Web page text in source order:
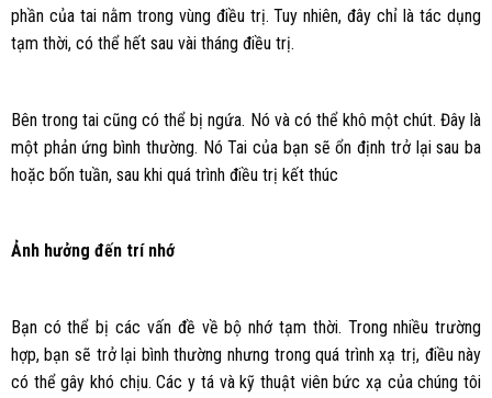
phần của tai nằm trong vùng điều trị. Tuy nhiên, đây chỉ là tác dụng
tạm thời, có thể hết sau vài tháng điều trị.
Bên trong tai cũng có thể bị ngứa. Nó và có thể khô một chút. Đây là
một phản ứng bình thường. Nó Tai của bạn sẽ ổn định trở lại sau ba
hoặc bốn tuần, sau khi quá trình điều trị kết thúc
Ảnh hưởng đến trí nhớ
Bạn có thể bị các vấn đề về bộ nhớ tạm thời. Trong nhiều trường
hợp, bạn sẽ trở lại bình thường nhưng trong quá trình xạ trị, điều này
có thể gây khó chịu. Các y tá và kỹ thuật viên bức xạ của chúng tôi